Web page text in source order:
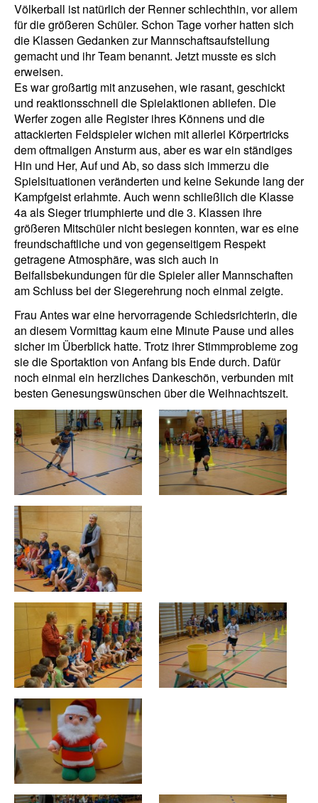
Völkerball ist natürlich der Renner schlechthin, vor allem
für die größeren Schüler. Schon Tage vorher hatten sich
die Klassen Gedanken zur Mannschaftsaufstellung
gemacht und ihr Team benannt. Jetzt musste es sich
erweisen.
Es war großartig mit anzusehen, wie rasant, geschickt
und reaktionsschnell die Spielaktionen abliefen. Die
Werfer zogen alle Register ihres Könnens und die
attackierten Feldspieler wichen mit allerlei Körpertricks
dem oftmaligen Ansturm aus, aber es war ein ständiges
Hin und Her, Auf und Ab, so dass sich immerzu die
Spielsituationen veränderten und keine Sekunde lang der
Kampfgeist erlahmte. Auch wenn schließlich die Klasse
4a als Sieger triumphierte und die 3. Klassen ihre
größeren Mitschüler nicht besiegen konnten, war es eine
freundschaftliche und von gegenseitigem Respekt
getragene Atmosphäre, was sich auch in
Beifallsbekundungen für die Spieler aller Mannschaften
am Schluss bei der Siegerehrung noch einmal zeigte.
Frau Antes war eine hervorragende Schiedsrichterin, die
an diesem Vormittag kaum eine Minute Pause und alles
sicher im Überblick hatte. Trotz ihrer Stimmprobleme zog
sie die Sportaktion von Anfang bis Ende durch. Dafür
noch einmal ein herzliches Dankeschön, verbunden mit
besten Genesungswünschen über die Weihnachtszeit.